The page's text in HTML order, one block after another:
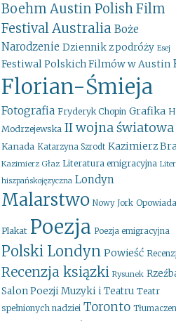
Boehm Austin Polish Film
FestivalAustralia Boże
Narodzenie Dziennik z podróży Esej
Festiwal Polskich Filmów w Austin
Florian-Śmieja
Fotografia Fryderyk Chopin Grafika
Modrzejewska II wojna światowa
Kanada Katarzyna Szrodt Kazimierz
Kazimierz Głaz Literatura emigracyjna
hiszpańskojęzyczna Londyn
Malarstwo Nowy Jork
Plakat Poezja Poezja emigracyjna
Polski Londyn Powieść
Recenzja ksiązki Rysunek
Salon Poezji Muzyki i Teatru Teatr
spełnionych nadziei Toronto